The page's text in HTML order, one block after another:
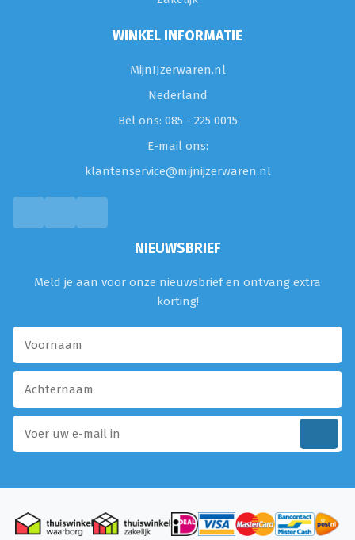
WINKEL INFORMATIE
MijnIJzerwaren.nl
Nederland
Bel ons: 085 - 225 0015
E-mail ons:
klantenservice@mijnijzerwaren.nl
NIEUWSBRIEF
Meld je aan voor onze nieuwsbrief en ontvang extra
korting!